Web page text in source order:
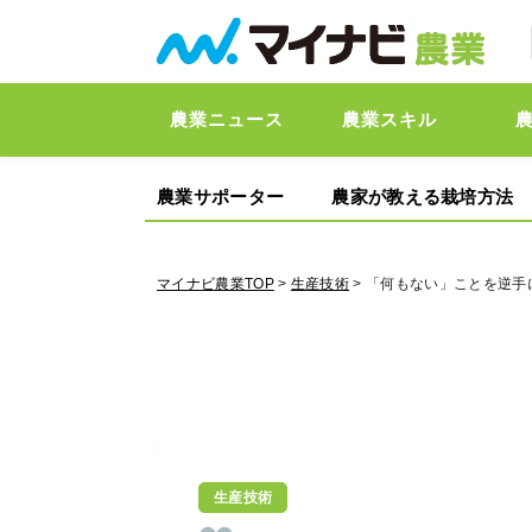
農業ニュース 農業スキル
農業サポーター 農家が教える栽培方法
マイナビ農業TOP> 生産技術 > 「何もない」ことを逆
生産技術